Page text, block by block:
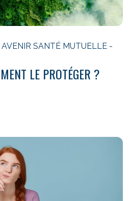
SANTÉ MUTUELLE -
LE PROTÉGER ?